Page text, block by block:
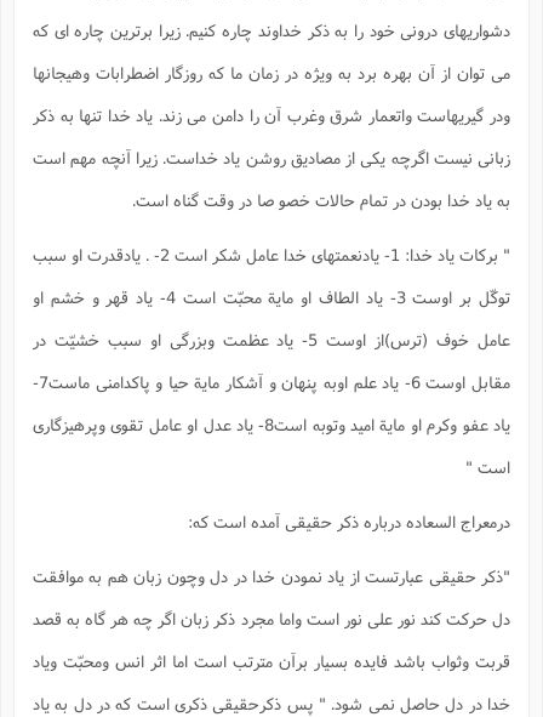
دشواریهای درونی خود را به ذکر خداوند چاره کنیم. زیرا برترین چاره ای که
می توان از آن بهره برد به ویژه در زمان ما که روزگار اضطرابات وهیجانها
ودر گیریهاست واتعمار شرق وغرب آن را دامن می زند. یاد خدا تنها به ذکر
زبانی نیست اگرچه یکی از مصادیق روشن یاد خداست. زیرا آنچه مهم است
به یاد خدا بودن در تمام حالات خصو صا در وقت گناه است.
" برکات یاد خدا: 1- یادنعمتهای خدا عامل شکر است 2- . یادقدرت او سبب
توکّل بر اوست 3- یاد الطاف او مایة محبّت است 4- یاد قهر و خشم او
عامل خوف (ترس)از اوست 5- یاد عظمت وبزرگی او سبب خشیّت در
مقابل اوست 6- یاد علم اوبه پنهان و آشکار مایة حیا و پاکدامنی ماست7-
یاد عفو وکرم او مایة امید وتوبه است8- یاد عدل او عامل تقوی وپرهیزگاری
است "
درمعراج السعاده درباره ذکر حقیقی آمده است که:
"ذکر حقیقی عبارتست از یاد نمودن خدا در دل وچون زبان هم به موافقت
دل حرکت کند نور علی نور است واما مجرد ذکر زبان اگر چه هر گاه به قصد
قربت وثواب باشد فایده بسیار برآن مترتب است اما اثر انس ومحبّت ویاد
خدا در دل حاصل نمی شود. " پس ذکرحقیقی ذکری است که در دل به یاد